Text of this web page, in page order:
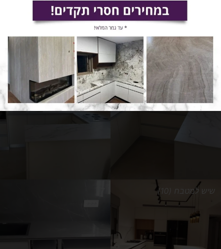
13
12
שיש למטבח (10)